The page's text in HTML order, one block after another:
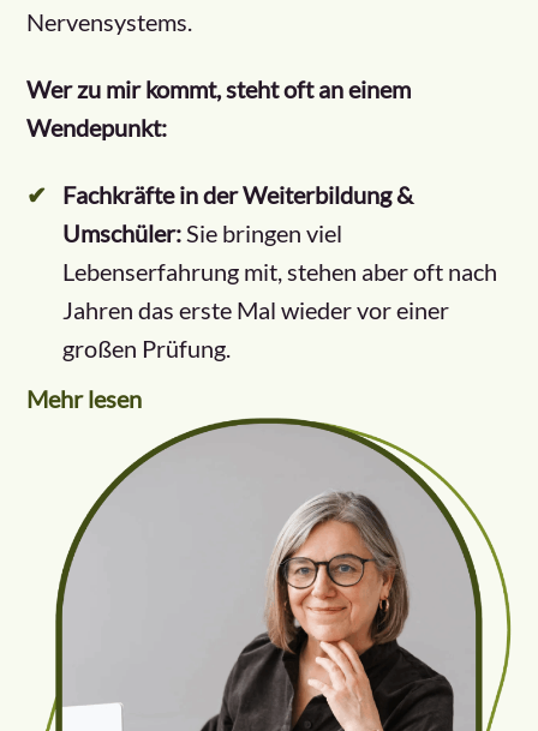
Nervensystems.
Wer zu mir kommt, steht oft an einem
Wendepunkt:
Fachkräfte in der Weiterbildung &
Umschüler:Sie bringen viel
Lebenserfahrung mit, stehen aber oft nach
Jahren das erste Mal wieder vor einer
großen Prüfung.
Mehr lesen